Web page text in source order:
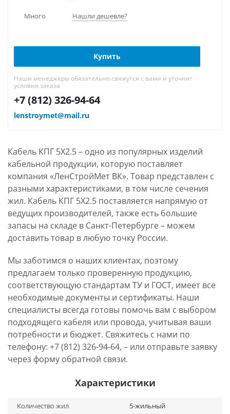
Много Нашли дешевле?
Купить
Наши менеджеры обязательно свяжутся с вами и уточнят
условия заказа
+7 (812) 326-94-64
lenstroymet@mail.ru
Кабель КПГ 5Х2.5 – одно из популярных изделий
кабельной продукции, которую поставляет
компания «ЛенСтройМет ВК». Товар представлен с
разными характеристиками, в том числе сечения
жил. Кабель КПГ 5Х2.5 поставляется напрямую от
ведущих производителей, также есть большие
запасы на складе в Санкт-Петербурге – можем
доставить товар в любую точку России.
Мы заботимся о наших клиентах, поэтому
предлагаем только проверенную продукцию,
соответствующую стандартам ТУ и ГОСТ, имеет все
необходимые документы и сертификаты. Наши
специалисты всегда готовы помочь вам с выбором
подходящего кабеля или провода, учитывая ваши
потребности и бюджет. Свяжитесь с нами по
телефону: +7 (812) 326-94-64, – или отправьте заявку
через форму обратной связи.
Характеристики
Количество жил
5-жильный